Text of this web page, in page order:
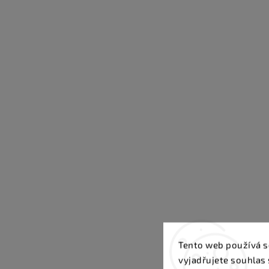
Tento web používá
vyjadřujete souhlas